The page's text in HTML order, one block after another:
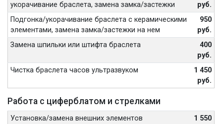
укорачивание браслета, замена замка/застежки
руб.
Подгонка/укорачивание браслета с керамическими
элементами, замена замка/застежки на нем
950
руб.
Замена шпильки или штифта браслета
400
руб.
Чистка браслета часов ультразвуком
1 450
руб.
Работа с циферблатом и стрелками
Установка/замена внешних элементов
1 550